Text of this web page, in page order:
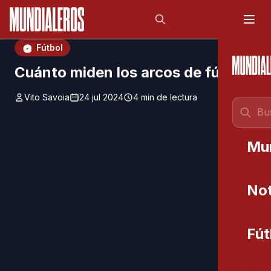
Saltar al contenido principal
Fútbol
Cuánto miden los arcos de fútbol
Vito Savoia 24 jul 2024 4 min de lectura